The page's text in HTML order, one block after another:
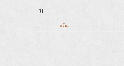
« Jul
31